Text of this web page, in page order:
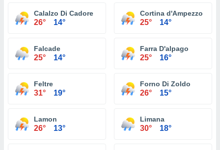
Calalzo Di Cadore
26° 14°
Cortina d'Ampezzo
25° 14°
Falcade
25° 14°
Farra D'alpago
25° 16°
Feltre
31° 19°
Forno Di Zoldo
26° 15°
Lamon
26° 13°
Limana
30° 18°